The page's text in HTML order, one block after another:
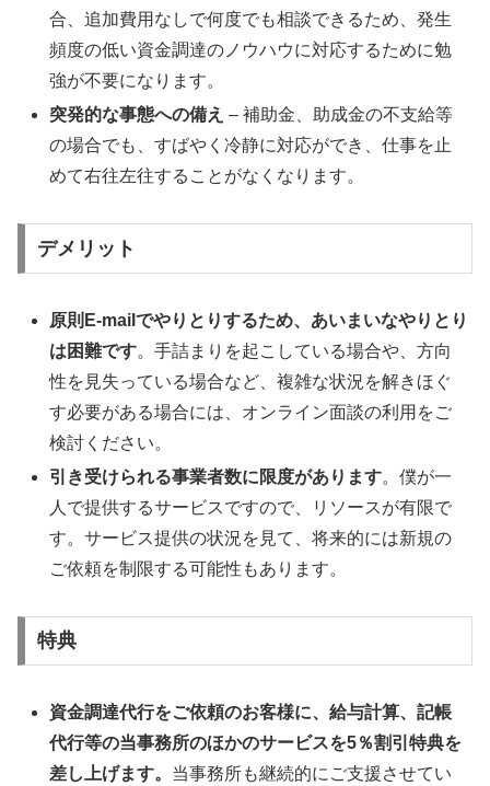
合、追加費用なしで何度でも相談できるため、発生
頻度の低い資金調達のノウハウに対応するために勉
強が不要になります。
突発的な事態への備え – 補助金、助成金の不支給等
の場合でも、すばやく冷静に対応ができ、仕事を止
めて右往左往することがなくなります。
デメリット
原則E-mailでやりとりするため、あいまいなやりとり
は困難です。手詰まりを起こしている場合や、方向
性を見失っている場合など、複雑な状況を解きほぐ
す必要がある場合には、オンライン面談の利用をご
検討ください。
引き受けられる事業者数に限度があります。僕が一
人で提供するサービスですので、リソースが有限で
す。サービス提供の状況を見て、将来的には新規の
ご依頼を制限する可能性もあります。
特典
資金調達代行をご依頼のお客様に、給与計算、記帳
代行等の当事務所のほかのサービスを5％割引特典を
差し上げます。 当事務所も継続的にご支援させてい